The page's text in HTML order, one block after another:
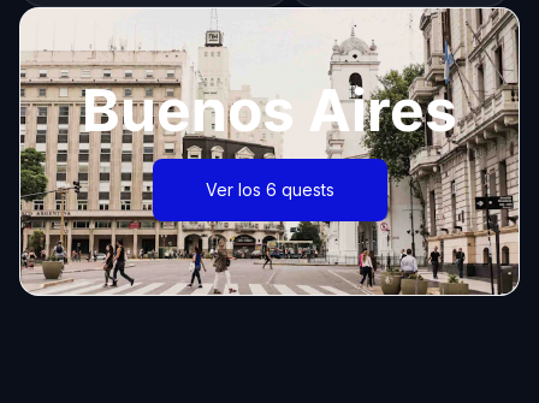
Buenos Aires
Ver los 6 quests